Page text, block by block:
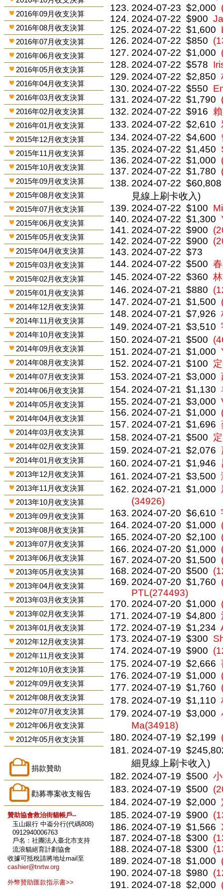
2016年09月收支決算
2016年08月收支決算
2016年07月收支決算
2016年06月收支決算
2016年05月收支決算
2016年04月收支決算
2016年03月收支決算
2016年02月收支決算
2016年01月收支決算
2015年12月收支決算
2015年11月收支決算
2015年10月收支決算
2015年09月收支決算
2015年08月收支決算
2015年07月收支決算
2015年06月收支決算
2015年05月收支決算
2015年04月收支決算
2015年03月收支決算
2015年02月收支決算
2015年01月收支決算
2014年12月收支決算
2014年11月收支決算
2014年10月收支決算
2014年09月收支決算
2014年08月收支決算
2014年07月收支決算
2014年06月收支決算
2014年05月收支決算
2014年04月收支決算
2014年03月收支決算
2014年02月收支決算
2014年01月收支決算
2013年12月收支決算
2013年11月收支決算
2013年10月收支決算
2013年09月收支決算
2013年08月收支決算
2013年07月收支決算
2013年06月收支決算
2013年05月收支決算
2013年04月收支決算
2013年03月收支決算
2013年02月收支決算
2013年01月收支決算
2012年12月收支決算
2012年11月收支決算
2012年10月收支決算
2012年09月收支決算
2012年08月收支決算
2012年07月收支決算
2012年06月收支決算
2012年05月收支決算
捐款贊助
勸募專案收支報告
贊助協會救治街貓帳戶--
玉山銀行 中崙分行(代碼808)
0912940006763
戶名：社團法人臺北市支持
流浪貓絕育計劃協會
收據可抵稅請將地址mail至
cashier@tnrtw.org
外幣贊助匯款指示書>>
2024-07-23 $2,000
2024-07-22 $900
2024-07-22 $1,600
2024-07-22 $850
2024-07-22 $1,000
2024-07-22 $578
2024-07-22 $2,850
2024-07-22 $550
2024-07-22 $1,790
2024-07-22 $916
2024-07-22 $2,610
2024-07-22 $4,600
2024-07-22 $1,450
2024-07-22 $1,000
2024-07-22 $1,780
2024-07-22 $60,808
見線上刷卡收入)
2024-07-22 $100
2024-07-22 $1,300
2024-07-22 $900
2024-07-22 $900
2024-07-22 $73
2024-07-22 $500
2024-07-22 $360
2024-07-21 $880
2024-07-21 $1,500
2024-07-21 $7,926
2024-07-21 $3,510
2024-07-21 $500
2024-07-21 $1,000
2024-07-21 $100
2024-07-21 $3,000
2024-07-21 $1,130
2024-07-21 $3,000
2024-07-21 $1,000
2024-07-21 $1,696
2024-07-21 $500
2024-07-21 $2,076
2024-07-21 $1,946
2024-07-21 $3,500
2024-07-21 $1,000
(34926)
2024-07-20 $6,610
2024-07-20 $1,000
2024-07-20 $2,100
2024-07-20 $1,000
2024-07-20 $1,500
2024-07-20 $500
2024-07-20 $1,760
PTL(274493)
2024-07-20 $1,000
2024-07-19 $4,800
2024-07-19 $1,234
2024-07-19 $300
2024-07-19 $900
2024-07-19 $2,666
2024-07-19 $1,000
2024-07-19 $1,760
2024-07-19 $1,110
2024-07-19 $3,000
Ma(34918)
2024-07-19 $2,199
2024-07-19
細見線上刷卡收入)
2024-07-19 $500
2024-07-19 $500
2024-07-19 $2,000
2024-07-19 $900
2024-07-19 $1,566
2024-07-18 $300
2024-07-18 $300
2024-07-18 $1,000
2024-07-18 $980
2024-07-18 $2,000